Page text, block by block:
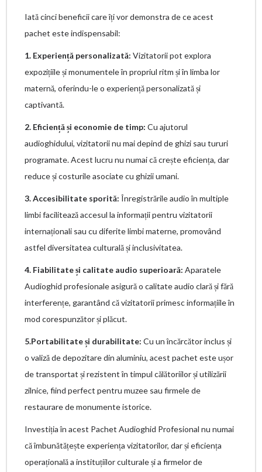
Iată cinci beneficii care îți vor demonstra de ce acest
pachet este indispensabil:
1. Experiență personalizată: Vizitatorii pot explora
expozițiile și monumentele în propriul ritm și în limba lor
maternă, oferindu-le o experiență personalizată și
captivantă.
2. Eficiență și economie de timp: Cu ajutorul
audioghidului, vizitatorii nu mai depind de ghizi sau tururi
programate. Acest lucru nu numai că crește eficiența, dar
reduce și costurile asociate cu ghizii umani.
3. Accesibilitate sporită: Înregistrările audio în multiple
limbi facilitează accesul la informații pentru vizitatorii
internaționali sau cu diferite limbi materne, promovând
astfel diversitatea culturală și inclusivitatea.
4. Fiabilitate și calitate audio superioară: Aparatele
Audioghid profesionale asigură o calitate audio clară și fără
interferențe, garantând că vizitatorii primesc informațiile în
mod corespunzător și plăcut.
5.Portabilitate și durabilitate: Cu un încărcător inclus și
o valiză de depozitare din aluminiu, acest pachet este ușor
de transportat și rezistent în timpul călătoriilor și utilizării
zilnice, fiind perfect pentru muzee sau firmele de
restaurare de monumente istorice.
Investiția în acest Pachet Audioghid Profesional nu numai
că îmbunătățește experiența vizitatorilor, dar și eficiența
operațională a instituțiilor culturale și a firmelor de